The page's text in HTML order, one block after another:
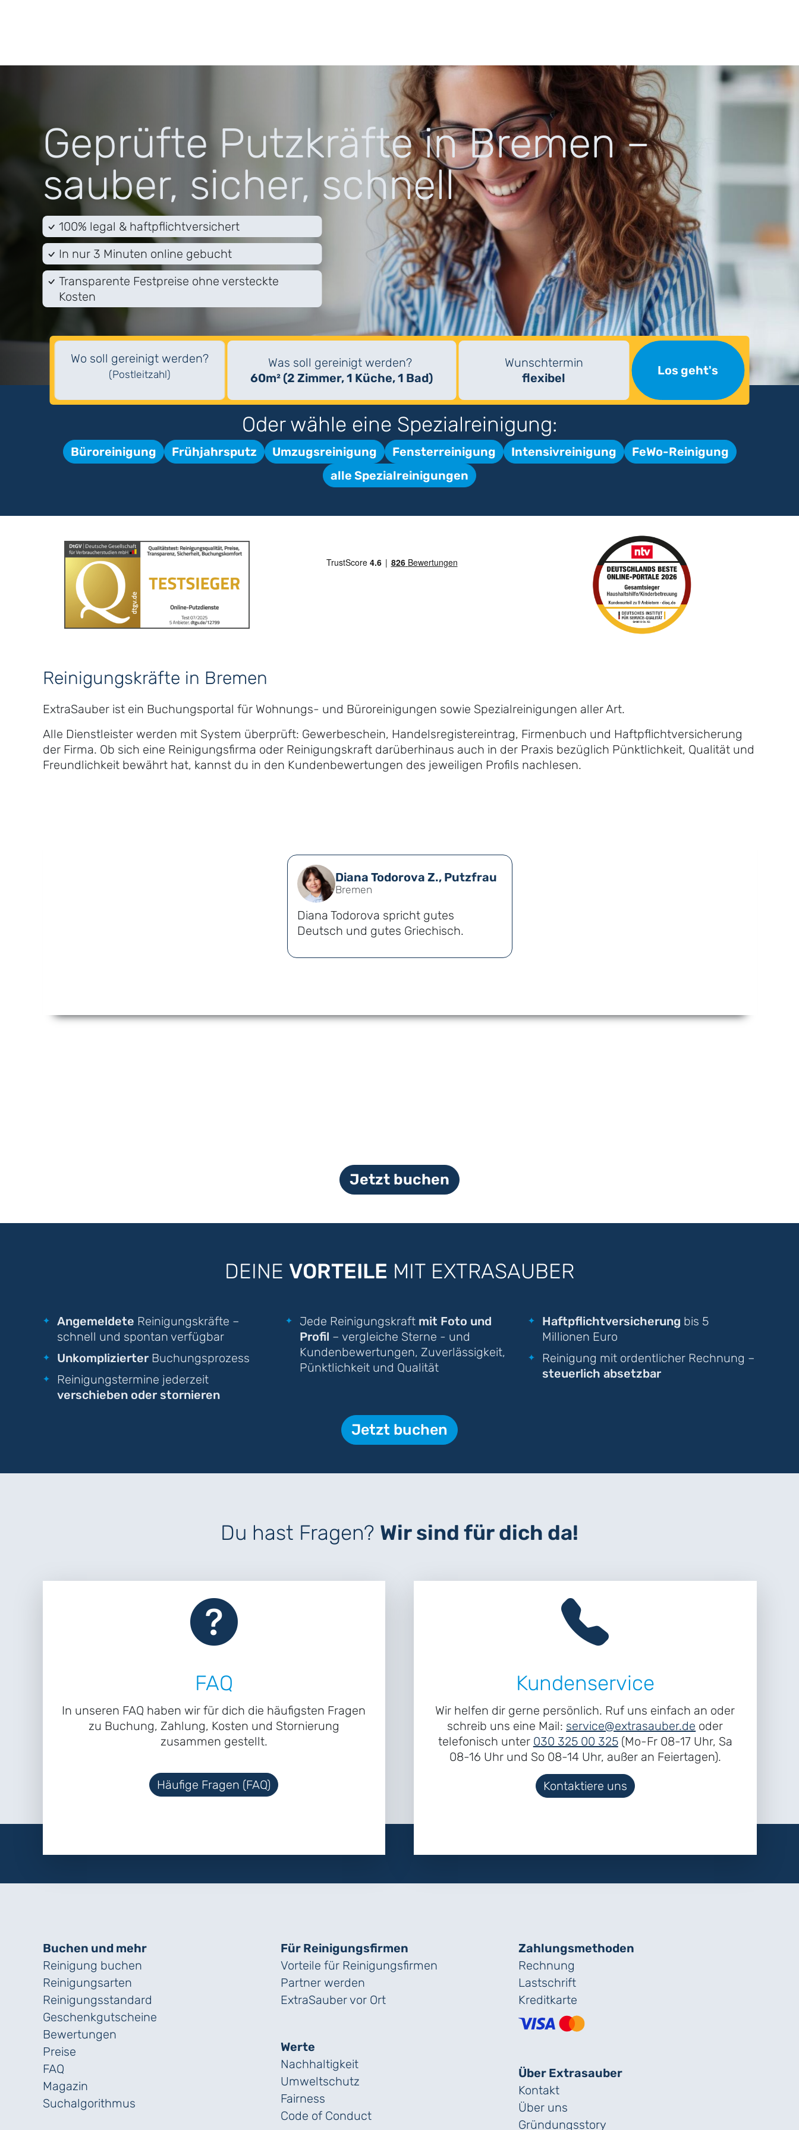
Geprüfte Putzkräfte in Bremen –
sauber, sicher, schnell
100% legal & haftpflichtversichert
In nur 3 Minuten online gebucht
Transparente Festpreise ohne versteckte
Kosten
Wo soll gereinigt werden?
(Postleitzahl)
Was soll gereinigt werden?
60m² (2 Zimmer, 1 Küche, 1 Bad)
Wunschtermin
flexibel
Los geht's
Oder wähle eine Spezialreinigung:
Büroreinigung Frühjahrsputz Umzugsreinigung Fensterreinigung Intensivreinigung
FeWo-Reinigung
alle Spezialreinigungen
Reinigungskräfte in Bremen
ExtraSauber ist ein Buchungsportal für Wohnungs- und Büroreinigungen sowie Spezialreinigungen aller Art.
Alle Dienstleister werden mit System überprüft: Gewerbeschein, Handelsregistereintrag, Firmenbuch und Haftpflichtversicherung
der Firma. Ob sich eine Reinigungsfirma oder Reinigungskraft darüberhinaus auch in der Praxis bezüglich Pünktlichkeit, Qualität und
Freundlichkeit bewährt hat, kannst du in den Kundenbewertungen des jeweiligen Profils nachlesen.
Diana Todorova Z., Putzfrau
Bremen
Diana Todorova spricht gutes
Deutsch und gutes Griechisch.
Jetzt buchen
DEINE VORTEILE MIT EXTRASAUBER
Angemeldete Reinigungskräfte –
schnell und spontan verfügbar
UnkomplizierterBuchungsprozess
Reinigungstermine jederzeit
verschieben oder stornieren
Jede Reinigungskraft mit Foto und
Profil – vergleiche Sterne - und
Kundenbewertungen, Zuverlässigkeit,
Pünktlichkeit und Qualität
Haftpflichtversicherung bis 5
Millionen Euro
Reinigung mit ordentlicher Rechnung –
steuerlich absetzbar
Jetzt buchen
Du hast Fragen? Wir sind für dich da!
FAQ
In unseren FAQ haben wir für dich die häufigsten Fragen
zu Buchung, Zahlung, Kosten und Stornierung
zusammen gestellt.
Häufige Fragen (FAQ)
Kundenservice
Wir helfen dir gerne persönlich. Ruf uns einfach an oder
schreib uns eine Mail: service@extrasauber.de oder
telefonisch unter 030 325 00 325(Mo-Fr 08-17 Uhr, Sa
08-16 Uhr und So 08-14 Uhr, außer an Feiertagen).
Kontaktiere uns
Buchen und mehr
Reinigung buchen
Reinigungsarten
Reinigungs­standard
Geschenk­gutscheine
Bewertungen
Preise
FAQ
Magazin
Suchalgorithmus
Für Reinigungs­firmen
Vorteile für Reinigungs­firmen
Partner werden
ExtraSauber vor Ort
Werte
Nachhaltigkeit
Umweltschutz
Fairness
Code of Conduct
Zahlungs­methoden
Rechnung
Lastschrift
Kreditkarte
Über Extrasauber
Kontakt
Über uns
Gründungs­story